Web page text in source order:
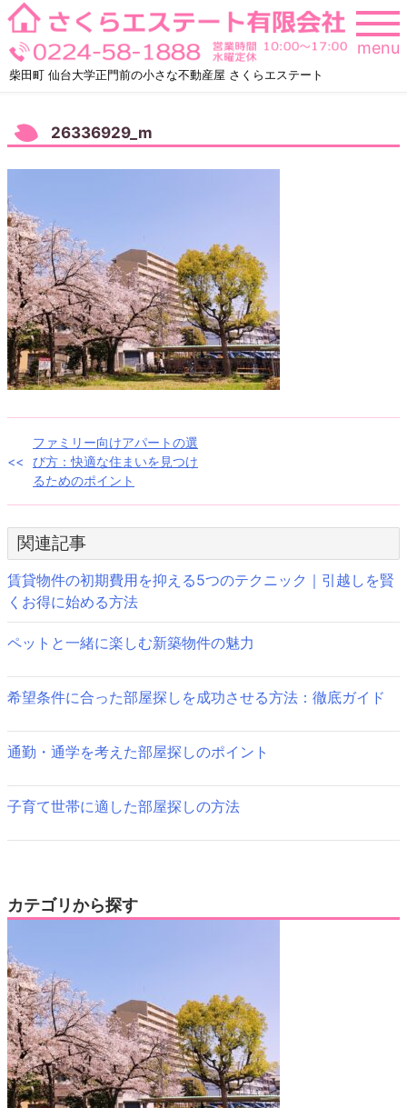
Skip
to
content
柴田町 仙台大学正門前の小さな不動産屋 さくらエステート
menu
26336929_m
ナ
ビ
ゲ
ー
シ
ョ
ン
ファミリー向けアパートの選
び方：快適な住まいを見つけ
るためのポイント
関連記事
賃貸物件の初期費用を抑える5つのテクニック｜引越しを賢
くお得に始める方法
ペットと一緒に楽しむ新築物件の魅力
希望条件に合った部屋探しを成功させる方法：徹底ガイド
通勤・通学を考えた部屋探しのポイント
子育て世帯に適した部屋探しの方法
カテゴリから探す